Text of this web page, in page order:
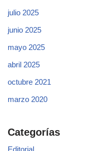
julio 2025
junio 2025
mayo 2025
abril 2025
octubre 2021
marzo 2020
Categorías
Editorial